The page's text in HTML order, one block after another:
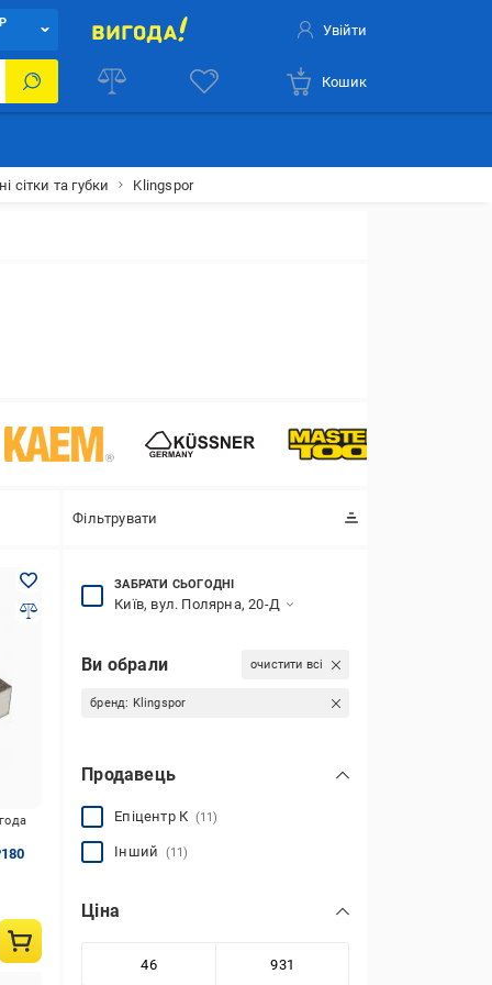
Увійти
Кошик
сітки та губки Klingspor
Фільтрувати
ЗАБРАТИ СЬОГОДНІ
Київ, вул. Полярна, 20-Д
Ви обрали очистити всі
бренд: Klingspor
Продавець
Епіцентр К (11)
Інший (11)
Ціна